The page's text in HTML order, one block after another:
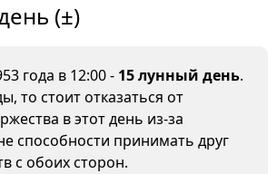
(±)
года в 12:00 - 15 лунный день.
то стоит отказаться от
в этот день из-за
способности принимать друг
с обоих сторон.